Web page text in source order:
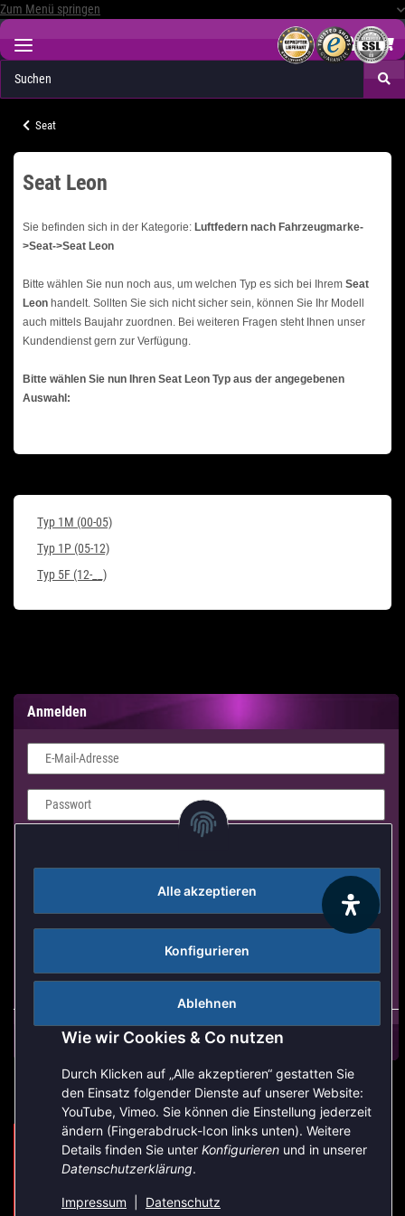
Zum Menü springen
Alle akzeptieren
Konfigurieren
Ablehnen
Wie wir Cookies & Co nutzen
Durch Klicken auf „Alle akzeptieren“ gestatten Sie
den Einsatz folgender Dienste auf unserer Website:
YouTube, Vimeo. Sie können die Einstellung jederzeit
ändern (Fingerabdruck-Icon links unten). Weitere
Details finden Sie unter Konfigurieren und in unserer
Datenschutzerklärung.
Impressum Datenschutz
Aufgrund der Urlaubszeit kann es aktuell zu verlängerten
Bearbeitungszeiten kommen. Bitte beachten Sie außerdem,
eingeschränkt zur Verfügung steht. Vielen Dank für Ihre
Seat
Seat Leon
Sie befinden sich in der Kategorie: Luftfedern nach Fahrzeugmarke-
>Seat->Seat Leon
Bitte wählen Sie nun noch aus, um welchen Typ es sich bei Ihrem Seat
Leon handelt. Sollten Sie sich nicht sicher sein, können Sie Ihr Modell
auch mittels Baujahr zuordnen. Bei weiteren Fragen steht Ihnen unser
Kundendienst gern zur Verfügung.
Bitte wählen Sie nun Ihren Seat Leon Typ aus der angegebenen
Auswahl:
Typ 1M (00-05)
Typ 1P (05-12)
Typ 5F (12-__)
Anmelden
E-Mail-Adresse
Passwort
Neu hier?Jetzt registrieren!
Vertrag widerrufen